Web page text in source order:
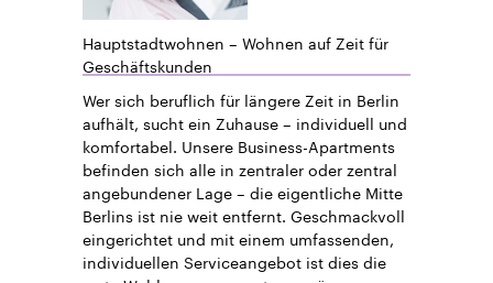
Hauptstadtwohnen – Wohnen auf Zeit für
Geschäftskunden
Wer sich beruflich für längere Zeit in Berlin
aufhält, sucht ein Zuhause – individuell und
komfortabel. Unsere Business-Apartments
befinden sich alle in zentraler oder zentral
angebundener Lage – die eigentliche Mitte
Berlins ist nie weit entfernt. Geschmackvoll
eingerichtet und mit einem umfassenden,
individuellen Serviceangebot ist dies die